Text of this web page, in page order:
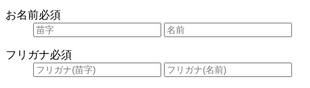
お名前必須
フリガナ必須